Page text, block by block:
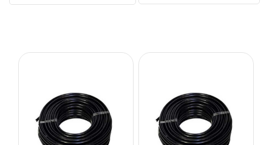
فیلتر بر اساس قیمت